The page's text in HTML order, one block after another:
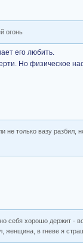
огонь
его любить.
Но физическое
не только вазу
себя хорошо держит -
женщина, в гневе я